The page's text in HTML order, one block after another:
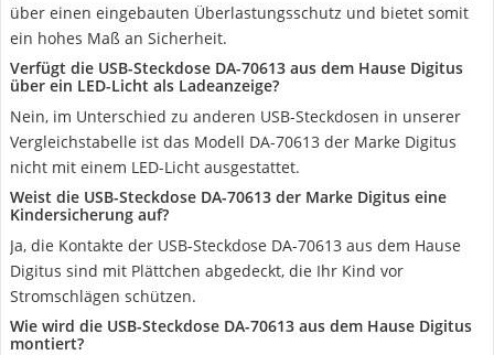
über einen eingebauten Überlastungsschutz und bietet somit
ein hohes Maß an Sicherheit.
Verfügt die USB-Steckdose DA-70613 aus dem Hause Digitus
über ein LED-Licht als Ladeanzeige?
Nein, im Unterschied zu anderen USB-Steckdosen in unserer
Vergleichstabelle ist das Modell DA-70613 der Marke Digitus
nicht mit einem LED-Licht ausgestattet.
Weist die USB-Steckdose DA-70613 der Marke Digitus eine
Kindersicherung auf?
Ja, die Kontakte der USB-Steckdose DA-70613 aus dem Hause
Digitus sind mit Plättchen abgedeckt, die Ihr Kind vor
Stromschlägen schützen.
Wie wird die USB-Steckdose DA-70613 aus dem Hause Digitus
montiert?